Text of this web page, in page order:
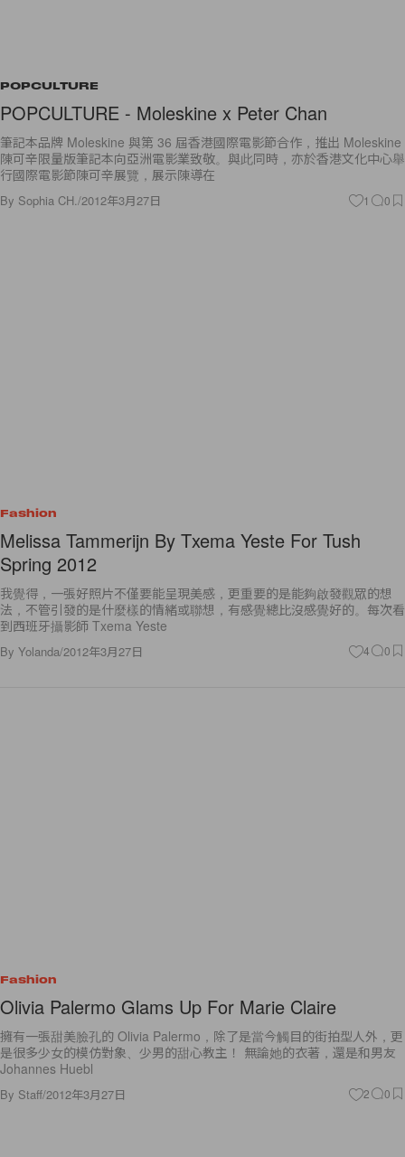
POPCULTURE
POPCULTURE - Moleskine x Peter Chan
筆記本品牌 Moleskine 與第 36 屆香港國際電影節合作，推出 Moleskine
陳可辛限量版筆記本向亞洲電影業致敬。與此同時，亦於香港文化中心舉
行國際電影節陳可辛展覽，展示陳導在
By Sophia CH./2012年3月27日 1 0
Fashion
Melissa Tammerijn By Txema Yeste For Tush
Spring 2012
我覺得，一張好照片不僅要能呈現美感，更重要的是能夠啟發觀眾的想
法，不管引發的是什麼樣的情緒或聯想，有感覺總比沒感覺好的。每次看
到西班牙攝影師 Txema Yeste
By Yolanda/2012年3月27日 4 0
Fashion
Olivia Palermo Glams Up For Marie Claire
擁有一張甜美臉孔的 Olivia Palermo，除了是當今觸目的街拍型人外，更
是很多少女的模仿對象、少男的甜心教主！ 無論她的衣著，還是和男友
Johannes Huebl
By Staff/2012年3月27日 2 0